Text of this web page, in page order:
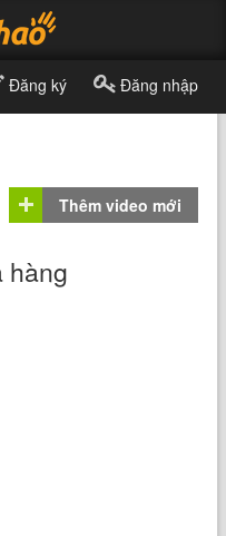
Đăng ký Đăng nhập
Thêm video mới
hàng